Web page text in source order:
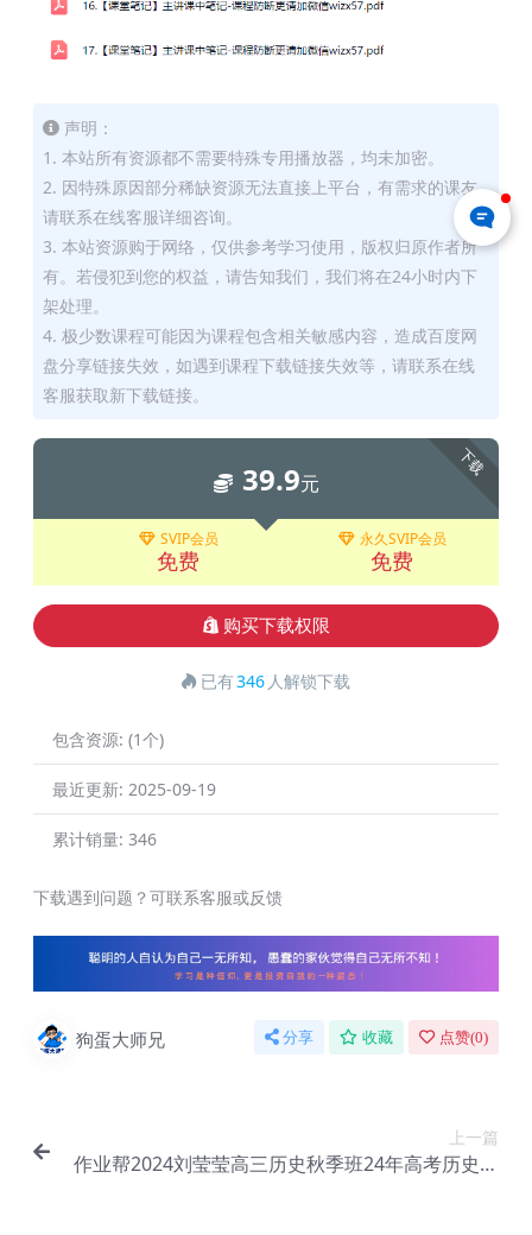
声明：
1. 本站所有资源都不需要特殊专用播放器，均未加密。
2. 因特殊原因部分稀缺资源无法直接上平台，有需求的课友
请联系在线客服详细咨询。
3. 本站资源购于网络，仅供参考学习使用，版权归原作者所
有。若侵犯到您的权益，请告知我们，我们将在24小时内下
架处理。
4. 极少数课程可能因为课程包含相关敏感内容，造成百度网
盘分享链接失效，如遇到课程下载链接失效等，请联系在线
客服获取新下载链接。
下载
39.9元
SVIP会员
免费
永久SVIP会员
免费
购买下载权限
已有346 人解锁下载
包含资源: (1个)
最近更新: 2025-09-19
累计销量: 346
下载遇到问题？可联系客服或反馈
狗蛋大师兄 分享 收藏 点赞(0)
上一篇
作业帮2024刘莹莹高三历史秋季班24年高考历史一